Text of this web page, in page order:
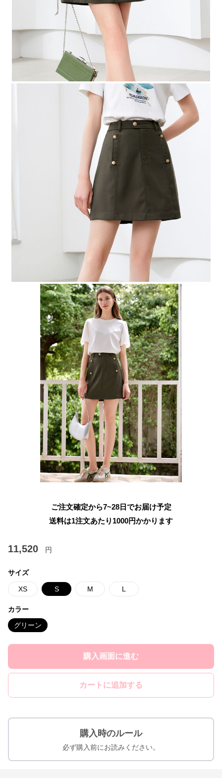
ご注文確定から7~28日でお届け予定
送料は1注文あたり 1000円かかります
11,520 円
サイズ
XS S M L
カラー
グリーン
購入画面に進む
カートに追加する
購入時のルール
必ず購入前にお読みください。